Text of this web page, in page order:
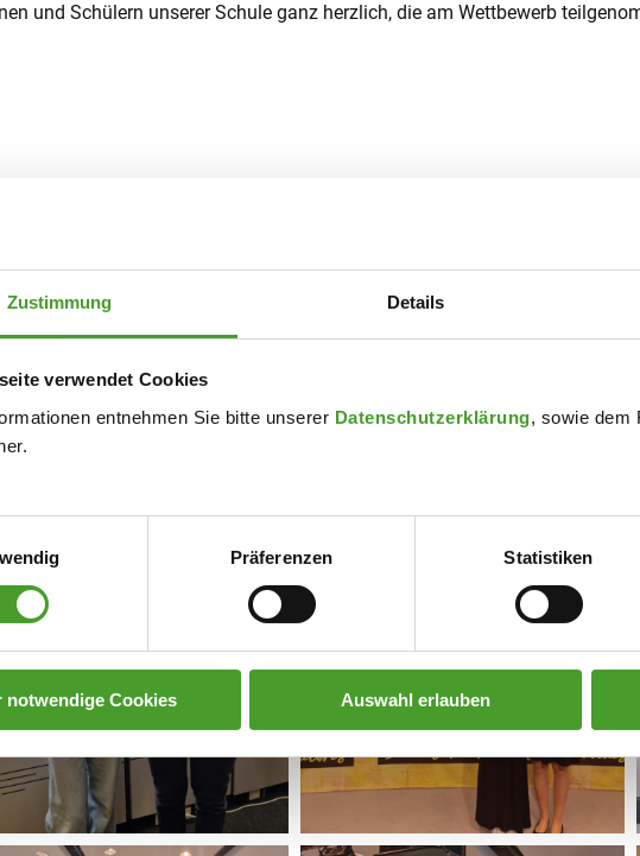
Zustimmung Details
verwendet Cookies
entnehmen Sie bitte unserer Datenschutzerklärung, sowie dem
Präferenzen Statistiken
notwendige Cookies Auswahl erlauben
und Schülern unserer Schule ganz herzlich, die am Wettbewerb
so engagiert vertreten habt!